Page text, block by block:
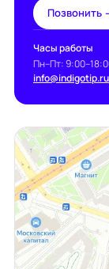
Позвонить
Часы работы
Пн–Пт:
info@indigotip.ru